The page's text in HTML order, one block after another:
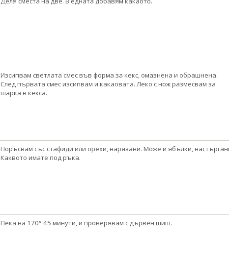
Изсипвам светлата смес във форма за кекс, омазнена и обрашнена.
След първата смес изсипвам и какаовата. Леко с нож размесвам за
шарка в кекса.
Поръсвам със стафиди или орехи, нарязани. Може и ябълки,
Каквото имате под ръка.
Пека на 170° 45 минути, и проверявам с дървен шиш.